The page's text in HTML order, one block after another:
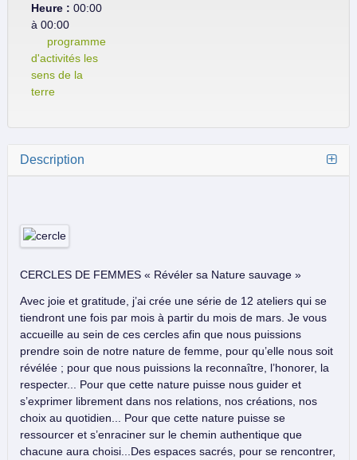
Heure : 00:00
à 00:00
programme
d'activités les
sens de la
terre
Description
CERCLES DE FEMMES « Révéler sa Nature sauvage »
Avec joie et gratitude, j’ai crée une série de 12 ateliers qui se
tiendront une fois par mois à partir du mois de mars. Je vous
accueille au sein de ces cercles afin que nous puissions
prendre soin de notre nature de femme, pour qu’elle nous soit
révélée ; pour que nous puissions la reconnaître, l’honorer, la
respecter... Pour que cette nature puisse nous guider et
s’exprimer librement dans nos relations, nos créations, nos
choix au quotidien... Pour que cette nature puisse se
ressourcer et s’enraciner sur le chemin authentique que
chacune aura choisi...Des espaces sacrés, pour se rencontrer,